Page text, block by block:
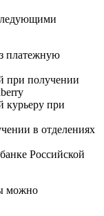
платежную
при получении
курьеру при
в отделениях
Российской
можно